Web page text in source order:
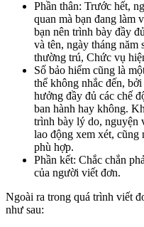
Phần thân: Trước hết,
quan mà bạn đang làm
bạn nên trình bày đầy
và tên, ngày tháng năm
thường trú, Chức vụ
Số bảo hiểm cũng là
thể không nhắc đến,
hưởng đầy đủ các chế
ban hành hay không.
trình bày lý do, nguyện
lao động xem xét, cũng
phù hợp.
Phần kết: Chắc chắn
của người viết đơn.
Ngoài ra trong quá trình viết
như sau: